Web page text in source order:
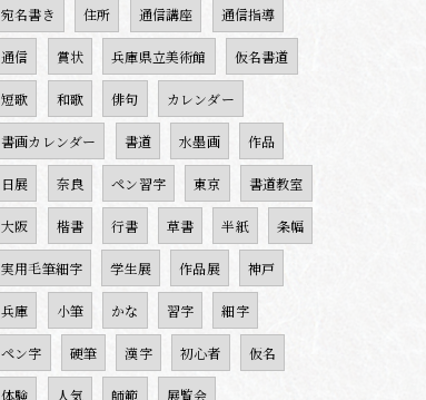
宛名書き 住所 通信講座 通信指導
通信 賞状 兵庫県立美術館 仮名書道
短歌 和歌 俳句 カレンダー
書画カレンダー 書道 水墨画 作品
日展 奈良 ペン習字 東京 書道教室
大阪 楷書 行書 草書 半紙 条幅
実用毛筆細字 学生展 作品展 神戸
兵庫 小筆 かな 習字 細字
ペン字 硬筆 漢字 初心者 仮名
体験 人気 師範 展覧会